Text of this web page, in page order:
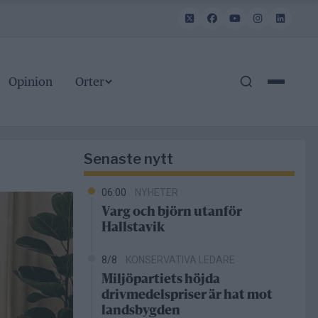
Opinion Orter
Senaste nytt
06:00 NYHETER
Varg och björn utanför
Hallstavik
8/8 KONSERVATIVA LEDARE
Miljöpartiets höjda
drivmedelspriser är hat mot
landsbygden